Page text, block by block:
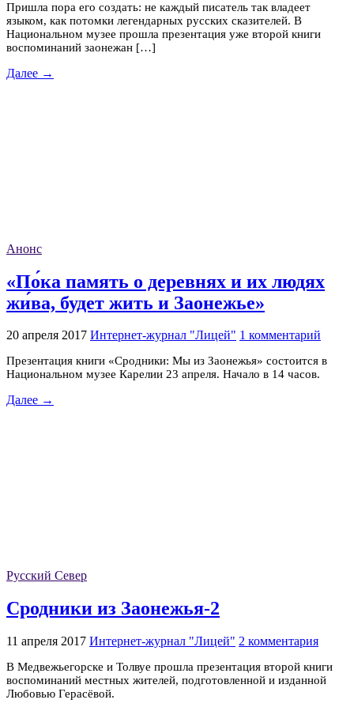
Пришла пора его создать: не каждый писатель так владеет
языком, как потомки легендарных русских сказителей. В
Национальном музее прошла презентация уже второй книги
воспоминаний заонежан […]
Далее →
Анонс
«По́ка память о деревнях и их людях
жи́ва, будет жить и Заонежье»
20 апреля 2017 Интернет-журнал "Лицей" 1 комментарий
Презентация книги «Сродники: Мы из Заонежья» состоится в
Национальном музее Карелии 23 апреля. Начало в 14 часов.
Далее →
Русский Север
Сродники из Заонежья-2
11 апреля 2017 Интернет-журнал "Лицей" 2 комментария
В Медвежьегорске и Толвуе прошла презентация второй книги
воспоминаний местных жителей, подготовленной и изданной
Любовью Герасёвой.